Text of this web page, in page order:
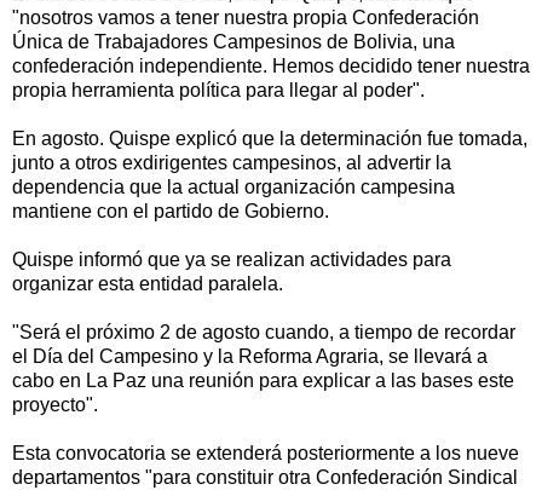
"nosotros vamos a tener nuestra propia Confederación
Única de Trabajadores Campesinos de Bolivia, una
confederación independiente. Hemos decidido tener nuestra
propia herramienta política para llegar al poder".
En agosto. Quispe explicó que la determinación fue tomada,
junto a otros exdirigentes campesinos, al advertir la
dependencia que la actual organización campesina
mantiene con el partido de Gobierno.
Quispe informó que ya se realizan actividades para
organizar esta entidad paralela.
"Será el próximo 2 de agosto cuando, a tiempo de recordar
el Día del Campesino y la Reforma Agraria, se llevará a
cabo en La Paz una reunión para explicar a las bases este
proyecto".
Esta convocatoria se extenderá posteriormente a los nueve
departamentos "para constituir otra Confederación Sindical